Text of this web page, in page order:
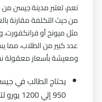
نعم، تعتبر مدينة جيسن من
من حيث التكلفة مقارنة
مثل ميونخ أو فرانكفورت،
عدد كبير من الطلاب، مما
ومعيشة بأسعار معقولة
يحتاج الطالب في
950 إلي